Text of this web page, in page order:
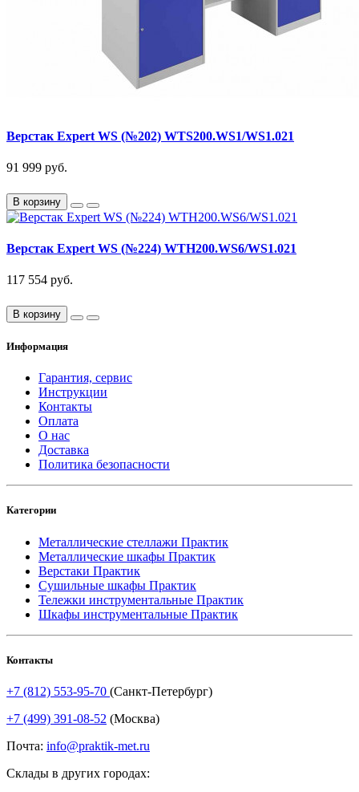
Верстак Expert WS (№202) WTS200.WS1/WS1.021
91 999 руб.
В корзину
Верстак Expert WS (№224) WTH200.WS6/WS1.021
117 554 руб.
В корзину
Информация
Гарантия, сервис
Инструкции
Контакты
Оплата
О нас
Доставка
Политика безопасности
Категории
Металлические стеллажи Практик
Металлические шкафы Практик
Верстаки Практик
Сушильные шкафы Практик
Тележки инструментальные Практик
Шкафы инструментальные Практик
Контакты
+7 (812) 553-95-70 (Санкт-Петербург)
+7 (499) 391-08-52 (Москва)
Почта: info@praktik-met.ru
Склады в других городах: